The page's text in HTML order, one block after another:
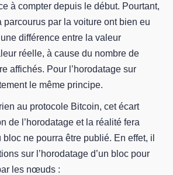
à compter depuis le début. Pourtant,
parcourus par la voiture ont bien eu
différence entre la valeur
réelle, à cause du nombre de
affichés. Pour l’horodatage sur
le même principe.
au protocole Bitcoin, cet écart
de l’horodatage et la réalité fera
bloc ne pourra être publié. En effet, il
sur l’horodatage d’un bloc pour
les nœuds :